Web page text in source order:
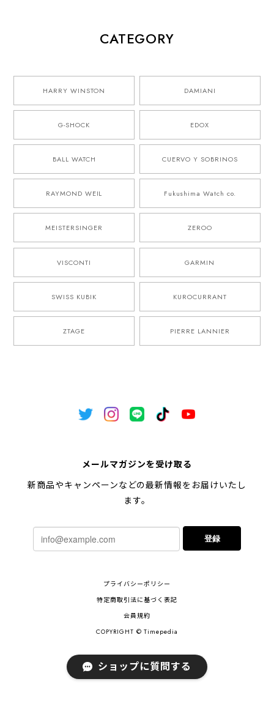
CATEGORY
HARRY WINSTON DAMIANI
G-SHOCK EDOX
BALL WATCH CUERVO Y SOBRINOS
RAYMOND WEIL Fukushima Watch co.
MEISTERSINGER ZEROO
VISCONTI GARMIN
SWISS KUBIK KUROCURRANT
ZTAGE PIERRE LANNIER
メールマガジンを受け取る
新商品やキャンペーンなどの最新情報をお届けいたし
ます。
登録
プライバシーポリシー
特定商取引法に基づく表記
会員規約
COPYRIGHT © Timepedia
ショップに質問する